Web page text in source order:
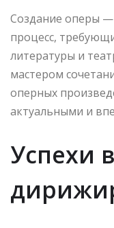
Создание оперы
процесс,
литературы и
мастером
оперных
актуальными и
Успехи в